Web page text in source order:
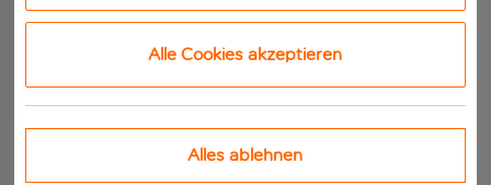
Alle Cookies akzeptieren
Alles ablehnen